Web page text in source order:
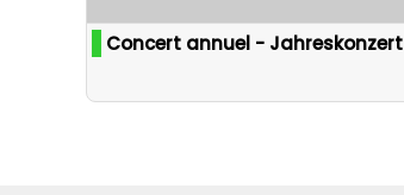
Concert annuel - Jahreskonzert